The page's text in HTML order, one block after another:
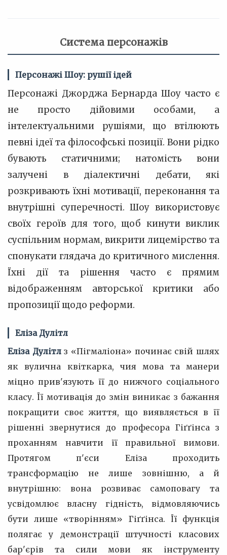
Система персонажів
Персонажі Шоу: рушії ідей
Персонажі Джорджа Бернарда Шоу часто є
не просто дійовими особами, а
інтелектуальними рушіями, що втілюють
певні ідеї та філософські позиції. Вони рідко
бувають статичними; натомість вони
залучені в діалектичні дебати, які
розкривають їхні мотивації, переконання та
внутрішні суперечності. Шоу використовує
своїх героїв для того, щоб кинути виклик
суспільним нормам, викрити лицемірство та
спонукати глядача до критичного мислення.
Їхні дії та рішення часто є прямим
відображенням авторської критики або
пропозиції щодо реформи.
Еліза Дулітл
Еліза Дулітлз «Пігмаліона» починає свій шлях
як вулична квіткарка, чия мова та манери
міцно прив'язують її до нижчого соціального
класу. Її мотивація до змін виникає з бажання
покращити своє життя, що виявляється в її
рішенні звернутися до професора Гіґґінса з
проханням навчити її правильної вимови.
Протягом п'єси Еліза проходить
трансформацію не лише зовнішню, а й
внутрішню: вона розвиває самоповагу та
усвідомлює власну гідність, відмовляючись
бути лише «творінням» Гіґґінса. Її функція
полягає у демонстрації штучності класових
бар'єрів та сили мови як інструменту